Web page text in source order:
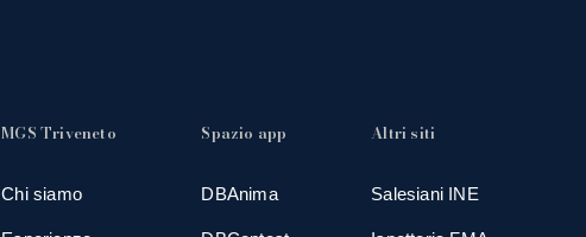
MGS Triveneto
Chi siamo
Spazio app
DBAnima
Altri siti
Salesiani INE